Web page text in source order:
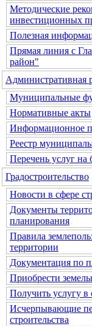
Методические
инвестиционных
Полезная
Прямая линия с
район"
Административная
Муниципальные
Нормативные акты
Информационное
Реестр
Перечень услуг
Градостроительство
Новости в сфере
Документы
планирования
Правила
территории
Документация по
Приобрести
Получить услугу в
Исчерпывающие
строительства